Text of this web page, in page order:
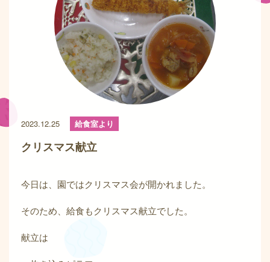
2023.12.25 給食室より
クリスマス献立
今日は、園ではクリスマス会が開かれました。
そのため、給食もクリスマス献立でした。
献立は